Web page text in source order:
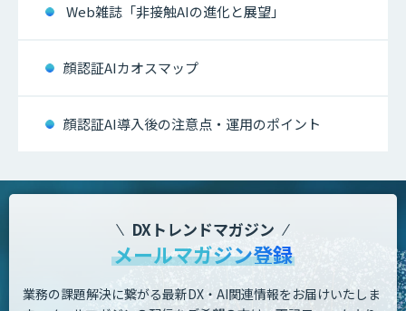
Web雑誌「非接触AIの進化と展望」
顔認証AIカオスマップ
顔認証AI導入後の注意点・運用のポイント
DXトレンドマガジン
メールマガジン登録
業務の課題解決に繋がる最新DX・AI関連情報をお届けいたしま